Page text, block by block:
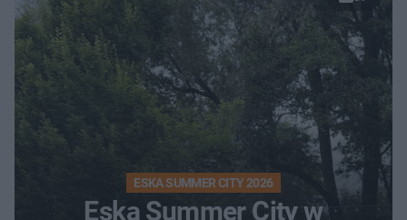
ESKA SUMMER CITY 2026
Eska Summer City w